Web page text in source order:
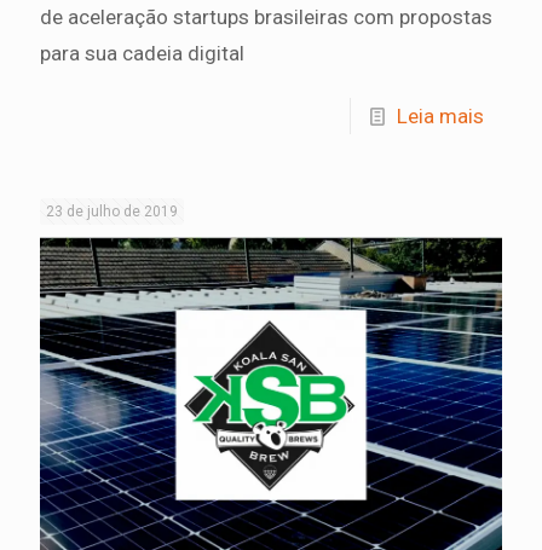
de aceleração startups brasileiras com propostas
para sua cadeia digital
Leia mais
23 de julho de 2019